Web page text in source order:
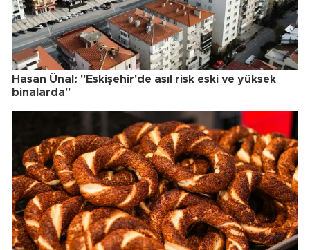
Hasan Ünal: "Eskişehir'de asıl risk eski ve yüksek
binalarda"